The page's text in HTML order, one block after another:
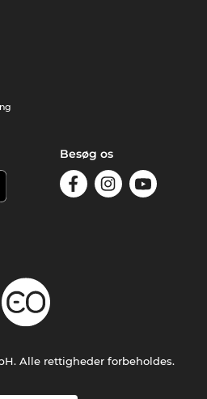
Besøg os
Alle rettigheder forbeholdes.